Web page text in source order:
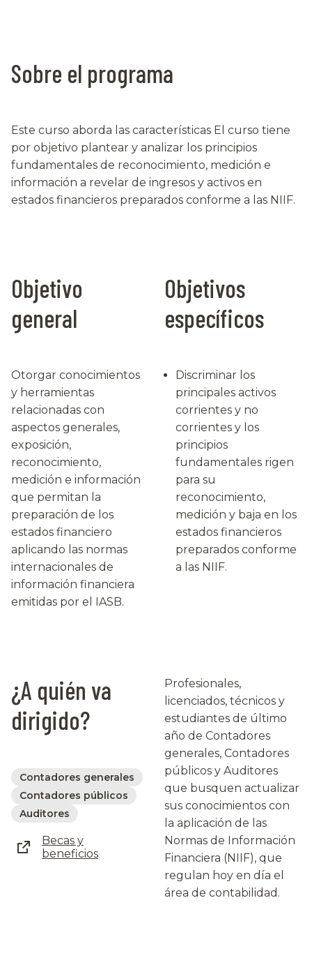
Sobre el programa
Este curso aborda las características El curso tiene
por objetivo plantear y analizar los principios
fundamentales de reconocimiento, medición e
información a revelar de ingresos y activos en
estados financieros preparados conforme a las NIIF.
Objetivo
general
Otorgar conocimientos
y herramientas
relacionadas con
aspectos generales,
exposición,
reconocimiento,
medición e información
que permitan la
preparación de los
estados financiero
aplicando las normas
internacionales de
información financiera
emitidas por el IASB.
Objetivos
específicos
Discriminar los
principales activos
corrientes y no
corrientes y los
principios
fundamentales rigen
para su
reconocimiento,
medición y baja en los
estados financieros
preparados conforme
a las NIIF.
¿A quién va
dirigido?
Contadores generales
Contadores públicos
Auditores
Becas y
beneficios
Profesionales,
licenciados, técnicos y
estudiantes de último
año de Contadores
generales, Contadores
públicos y Auditores
que busquen actualizar
sus conocimientos con
la aplicación de las
Normas de Información
Financiera (NIIF), que
regulan hoy en día el
área de contabilidad.